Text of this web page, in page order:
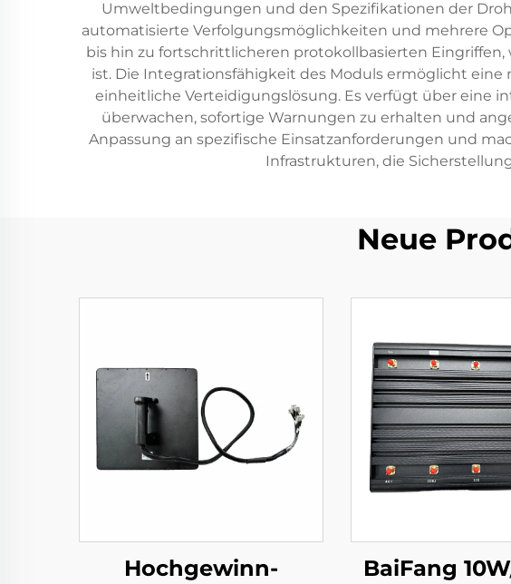
Umweltbedingungen und den Spezifikationen der
automatisierte Verfolgungsmöglichkeiten und mehrere
bis hin zu fortschrittlicheren protokollbasierten
ist. Die Integrationsfähigkeit des Moduls ermöglicht
einheitliche Verteidigungslösung. Es verfügt über eine
überwachen, sofortige Warnungen zu erhalten und
Anpassung an spezifische Einsatzanforderungen und
Infrastrukturen, die
Neue
Hochgewinn-
BaiFang